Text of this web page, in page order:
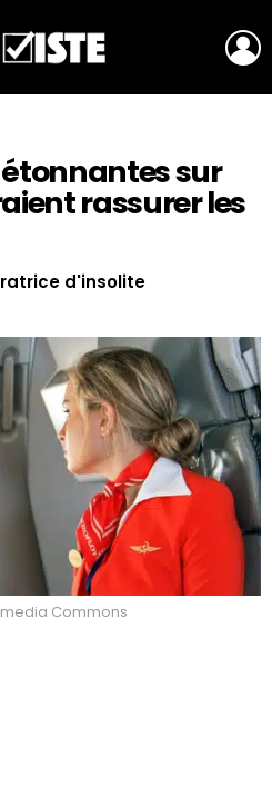
sur
rassurer les
d'insolite
Commons